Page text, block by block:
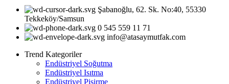
Şabanoğlu, 62. Sk. No:40, 55330
Tekkeköy/Samsun
0 545 559 11 71
info@atasaymutfak.com
Trend Kategoriler
Endüstriyel Soğutma
Endüstriyel Isıtma
Endüstriyel Pişirme